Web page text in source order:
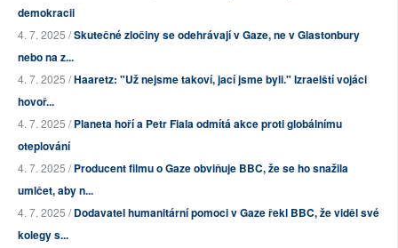
demokracii
4. 7. 2025 /Skutečné zločiny se odehrávají v Gaze, ne v Glastonbury
nebo na z...
4. 7. 2025 /Haaretz: "Už nejsme takoví, jací jsme byli." Izraelští vojáci
hovoř...
4. 7. 2025 /Planeta hoří a Petr Fiala odmítá akce proti globálnímu
oteplování
4. 7. 2025 /Producent filmu o Gaze obviňuje BBC, že se ho snažila
umlčet, aby n...
4. 7. 2025 /Dodavatel humanitární pomoci v Gaze řekl BBC, že viděl své
kolegy s...